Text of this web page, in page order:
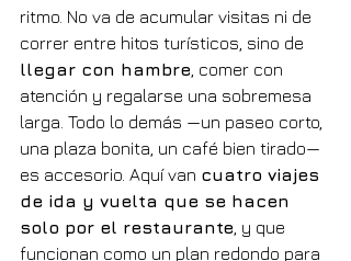
ritmo. No va de acumular visitas ni de
correr entre hitos turísticos, sino de
llegar con hambre , comer con
atención y regalarse una sobremesa
larga. Todo lo demás —un paseo corto,
una plaza bonita, un café bien tirado—
es accesorio. Aquí van cuatro viajes
de ida y vuelta que se hacen
solo por el restaurante , y que
funcionan como un plan redondo para